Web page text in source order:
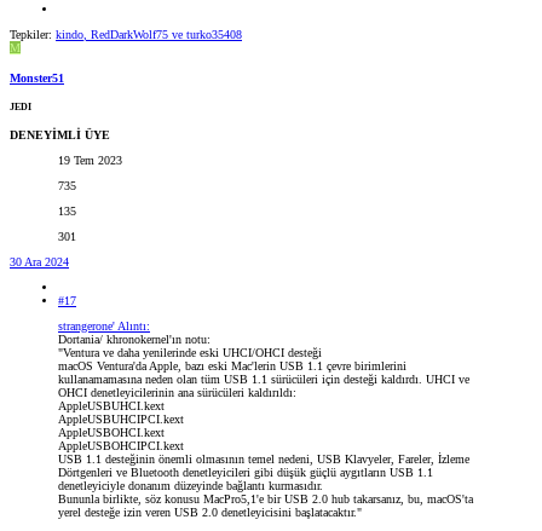
Tepkiler: kindo, RedDarkWolf75 ve turko35408
M
Monster51
JEDI
DENEYİMLİ ÜYE
19 Tem 2023
735
135
301
30 Ara 2024
#17
strangerone' Alıntı:
Dortania/ khronokernel'ın notu:
"Ventura ve daha yenilerinde eski UHCI/OHCI desteği
macOS Ventura'da Apple, bazı eski Mac'lerin USB 1.1 çevre birimlerini
kullanamamasına neden olan tüm USB 1.1 sürücüleri için desteği kaldırdı. UHCI ve
OHCI denetleyicilerinin ana sürücüleri kaldırıldı:
AppleUSBUHCI.kext
AppleUSBUHCIPCI.kext
AppleUSBOHCI.kext
AppleUSBOHCIPCI.kext
USB 1.1 desteğinin önemli olmasının temel nedeni, USB Klavyeler, Fareler, İzleme
Dörtgenleri ve Bluetooth denetleyicileri gibi düşük güçlü aygıtların USB 1.1
denetleyiciyle donanım düzeyinde bağlantı kurmasıdır.
Bununla birlikte, söz konusu MacPro5,1'e bir USB 2.0 hub takarsanız, bu, macOS'ta
yerel desteğe izin veren USB 2.0 denetleyicisini başlatacaktır."